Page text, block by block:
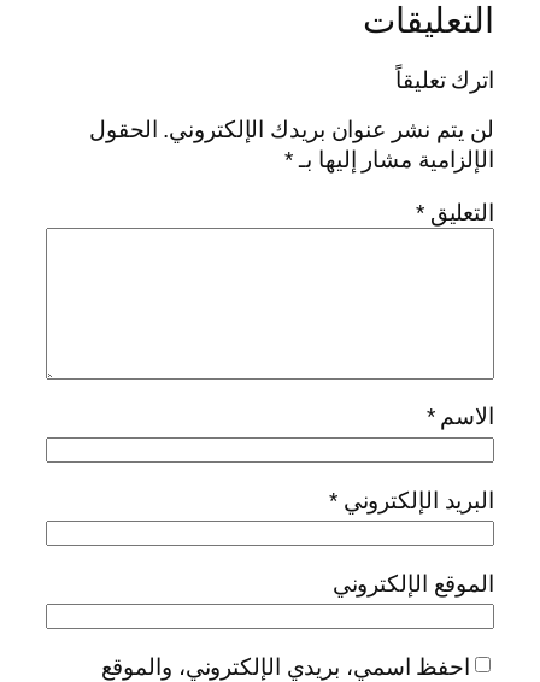
التعليقات
اترك تعليقاً
لن يتم نشر عنوان بريدك الإلكتروني. الحقول
الإلزامية مشار إليها بـ*
التعليق*
الاسم*
البريد الإلكتروني*
الموقع الإلكتروني
احفظ اسمي، بريدي الإلكتروني، والموقع